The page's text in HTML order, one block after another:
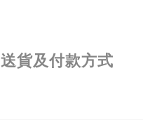
送貨及付款方式